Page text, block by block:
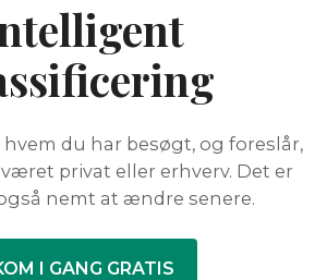
du har besøgt, og foreslår,
privat eller erhverv. Det er
nemt at ændre senere.
I GANG GRATIS